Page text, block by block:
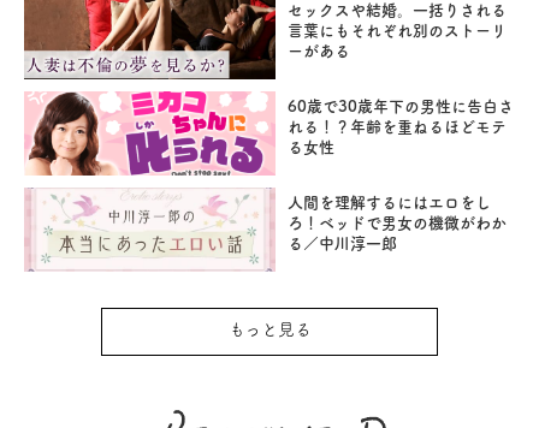
セックスや結婚。一括りされる
言葉にもそれぞれ別のストーリ
ーがある
60歳で30歳年下の男性に告白さ
れる！？年齢を重ねるほどモテ
る女性
人間を理解するにはエロをし
ろ！ベッドで男女の機微がわか
る／中川淳一郎
もっと見る